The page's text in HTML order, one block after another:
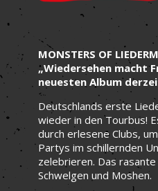
MONSTERS OF
„Wiedersehen macht
neuesten Album
Deutschlands erste
wieder in den Tourbus!
durch erlesene Clubs,
Partys im schillernden
zelebrieren. Das
Schwelgen und Moshen.